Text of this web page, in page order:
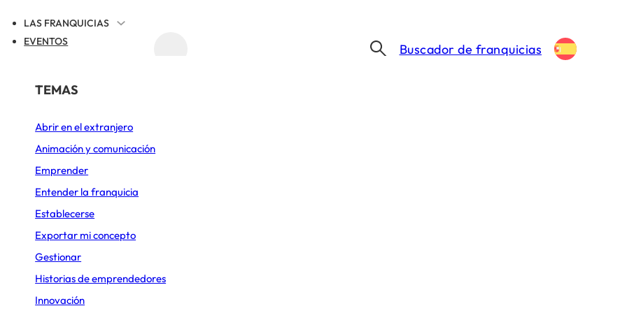
LAS FRANQUICIAS
POR SECTOR
Alimentación
Cafeterías
Comida rápida
Deportes y Ocio
Diseño de cocinas
EVENTOS
TEMAS
Abrir en el extranjero
Animación y comunicación
Emprender
Entender la franquicia
Establecerse
Exportar mi concepto
Gestionar
Historias de emprendedores
Innovación
Buscador de franquicias
cuota de mercado en el primer
2026: ¿qué supermercados se
benefician?
30 DE JUNIO DE 2026